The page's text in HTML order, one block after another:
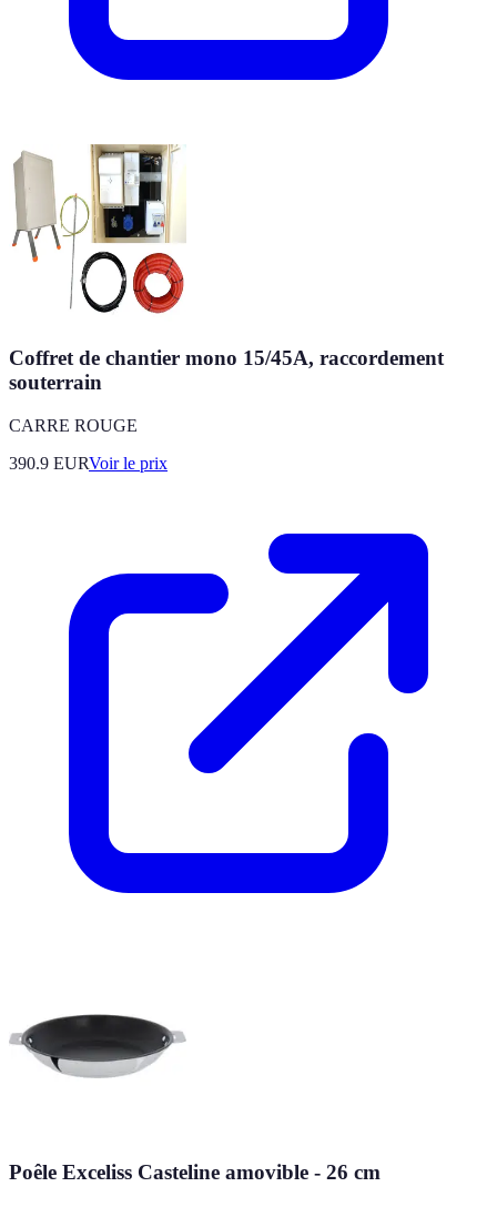
Coffret de chantier mono 15/45A, raccordement
souterrain
CARRE ROUGE
390.9 EURVoir le prix
Poêle Exceliss Casteline amovible - 26 cm